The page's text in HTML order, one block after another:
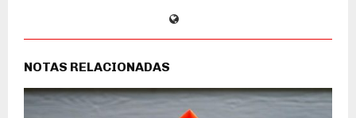
NOTAS RELACIONADAS